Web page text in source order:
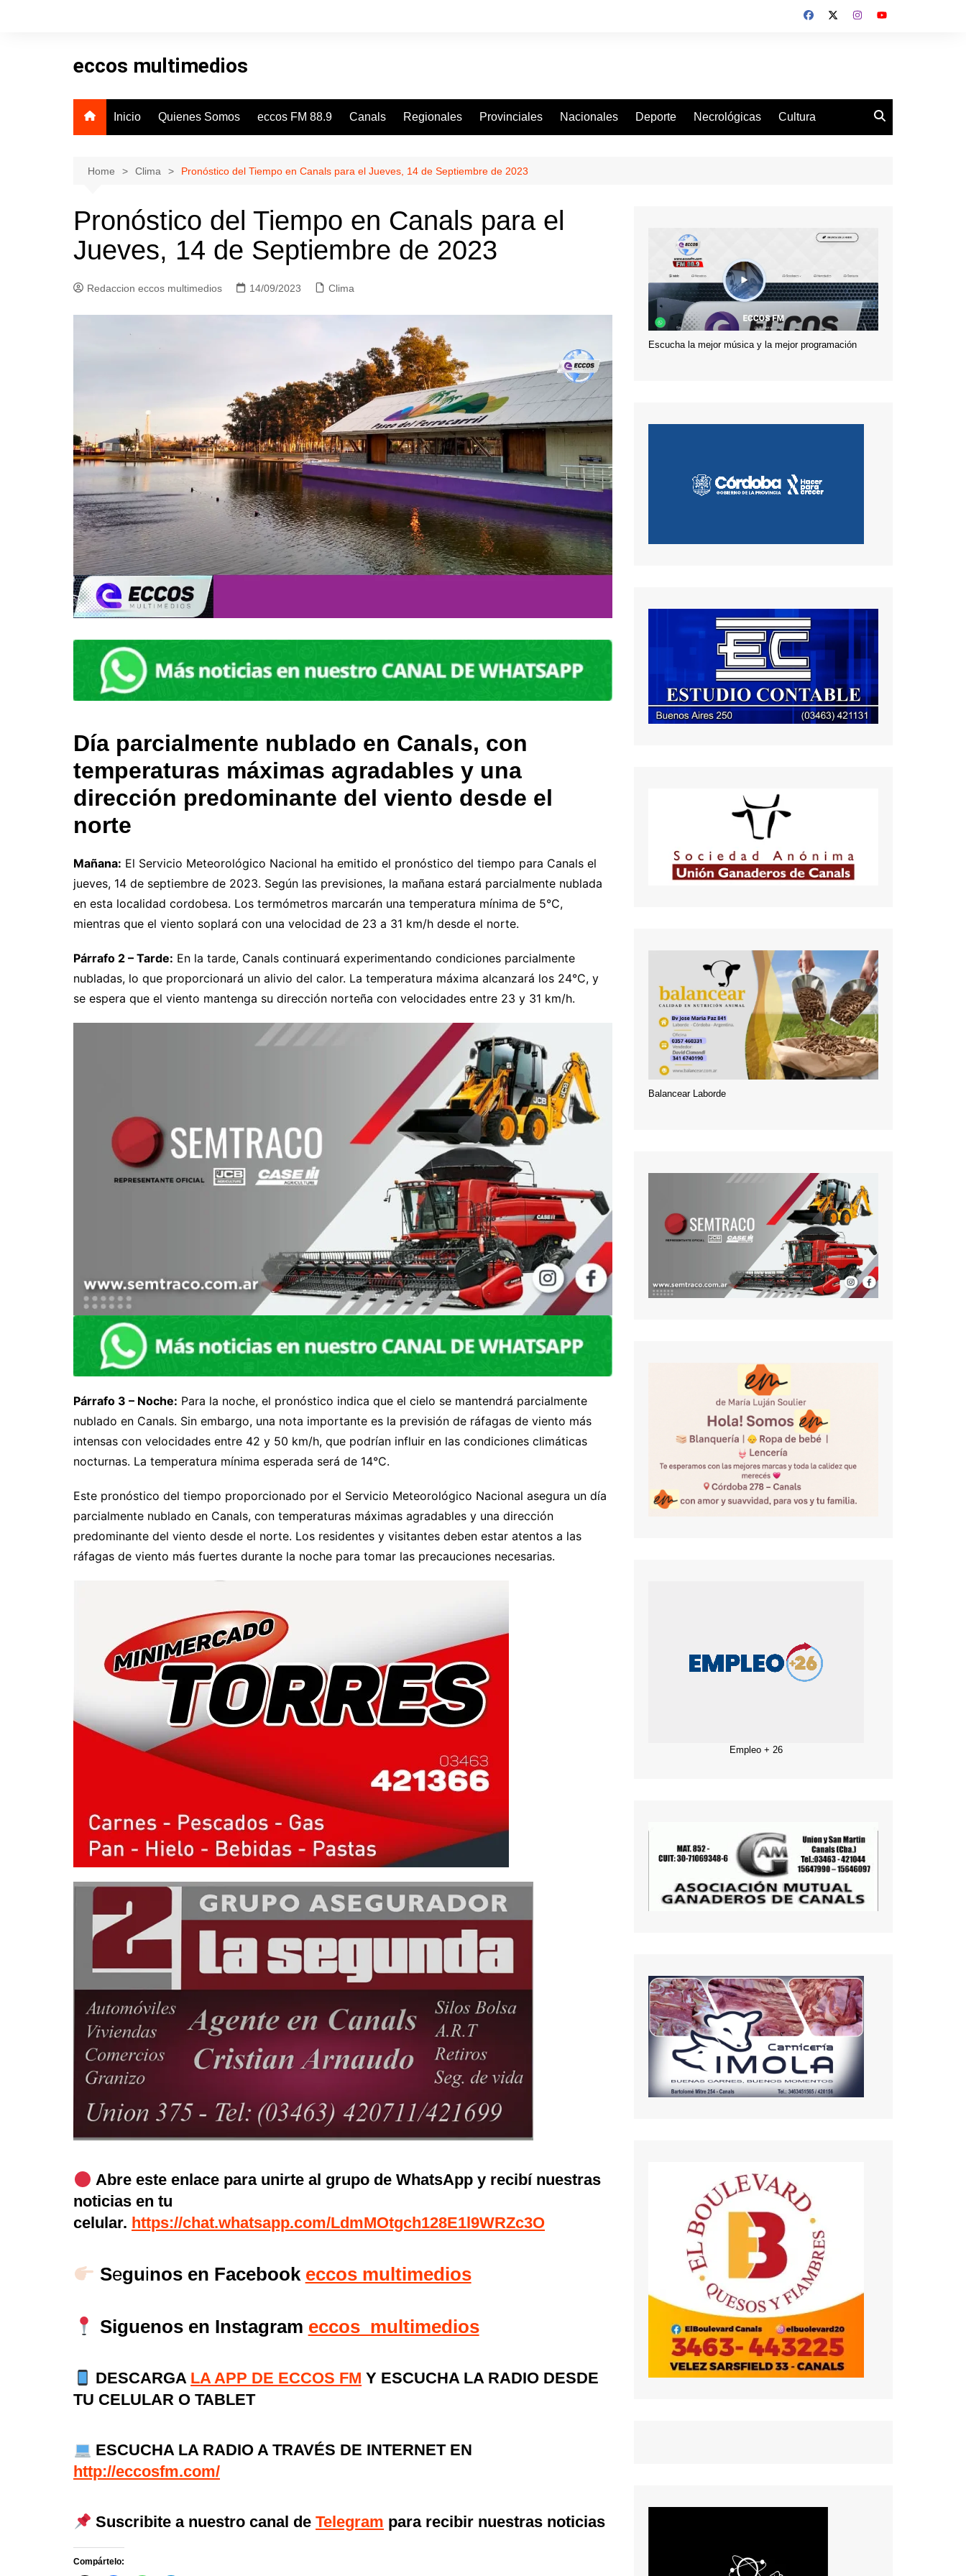
eccos multimedios
Inicio Quienes Somos eccos FM 88.9 Canals Regionales Provinciales Nacionales Deporte Necrológicas Cultura
Home Clima Pronóstico del Tiempo en Canals para el Jueves, 14 de Septiembre de 2023
Pronóstico del Tiempo en Canals para el
Jueves, 14 de Septiembre de 2023
Redaccion eccos multimedios 14/09/2023 Clima
Día parcialmente nublado en Canals, con
temperaturas máximas agradables y una
dirección predominante del viento desde el
norte
Mañana: El Servicio Meteorológico Nacional ha emitido el pronóstico del tiempo para Canals el
jueves, 14 de septiembre de 2023. Según las previsiones, la mañana estará parcialmente nublada
en esta localidad cordobesa. Los termómetros marcarán una temperatura mínima de 5°C,
mientras que el viento soplará con una velocidad de 23 a 31 km/h desde el norte.
Párrafo 2 – Tarde: En la tarde, Canals continuará experimentando condiciones parcialmente
nubladas, lo que proporcionará un alivio del calor. La temperatura máxima alcanzará los 24°C, y
se espera que el viento mantenga su dirección norteña con velocidades entre 23 y 31 km/h.
Párrafo 3 – Noche: Para la noche, el pronóstico indica que el cielo se mantendrá parcialmente
nublado en Canals. Sin embargo, una nota importante es la previsión de ráfagas de viento más
intensas con velocidades entre 42 y 50 km/h, que podrían influir en las condiciones climáticas
nocturnas. La temperatura mínima esperada será de 14°C.
Este pronóstico del tiempo proporcionado por el Servicio Meteorológico Nacional asegura un día
parcialmente nublado en Canals, con temperaturas máximas agradables y una dirección
predominante del viento desde el norte. Los residentes y visitantes deben estar atentos a las
ráfagas de viento más fuertes durante la noche para tomar las precauciones necesarias.
Abre este enlace para unirte al grupo de WhatsApp y recibí nuestras
noticias en tu
celular. https://chat.whatsapp.com/LdmMOtgch128E1l9WRZc3O
Seguinos en Facebook eccos multimedios
Siguenos en Instagram eccos_multimedios
DESCARGA LA APP DE ECCOS FM Y ESCUCHA LA RADIO DESDE
TU CELULAR O TABLET
ESCUCHA LA RADIO A TRAVÉS DE INTERNET EN
http://eccosfm.com/
Suscribite a nuestro canal deTelegram para recibir nuestras noticias
Compártelo:
Escucha la mejor música y la mejor programación
Balancear Laborde
Empleo + 26